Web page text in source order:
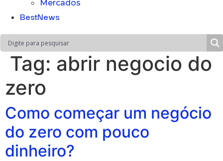
Mercados
BestNews
Tag: abrir negocio do
zero
Como começar um negócio
do zero com pouco
dinheiro?